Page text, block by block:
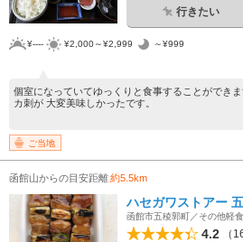
行きたい
¥---- ¥2,000～¥2,999 ～¥999
個室になっていてゆっくりと食事することができ
カ刺が 大変美味しかったです。
ご当地
函館山からの目安距離約5.5km
ハセガワストアー
函館市五稜郭町／その他軽
4.2 （